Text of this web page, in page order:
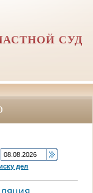
СУД
дел